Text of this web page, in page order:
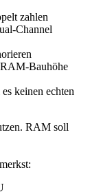
zahlen
Channel
Bauhöhe
keinen echten
RAM soll